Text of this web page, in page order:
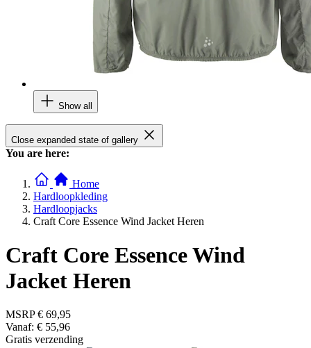
Show all
Close expanded state of gallery
You are here:
Home
Hardloopkleding
Hardloopjacks
Craft Core Essence Wind Jacket Heren
Craft Core Essence Wind
Jacket Heren
MSRP € 69,95
Vanaf: € 55,96
Gratis verzending